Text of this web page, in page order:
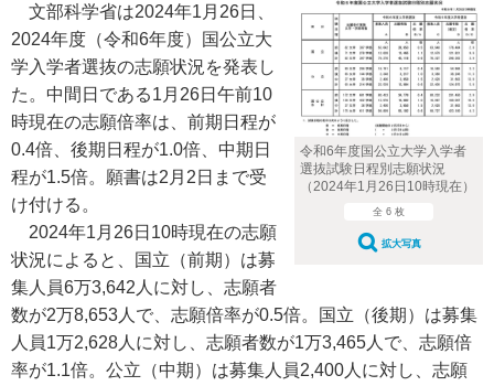
令和6年度国公立大学入学者
選抜試験日程別志願状況
（2024年1月26日10時現在）
全 6 枚
拡大写真
文部科学省は2024年1月26日、
2024年度（令和6年度）国公立大
学入学者選抜の志願状況を発表し
た。中間日である1月26日午前10
時現在の志願倍率は、前期日程が
0.4倍、後期日程が1.0倍、中期日
程が1.5倍。願書は2月2日まで受
け付ける。
2024年1月26日10時現在の志願
状況によると、国立（前期）は募
集人員6万3,642人に対し、志願者
数が2万8,653人で、志願倍率が0.5倍。国立（後期）は募集
人員1万2,628人に対し、志願者数が1万3,465人で、志願倍
率が1.1倍。公立（中期）は募集人員2,400人に対し、志願